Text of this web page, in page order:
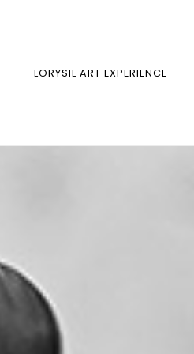
LORYSIL ART EXPERIENCE